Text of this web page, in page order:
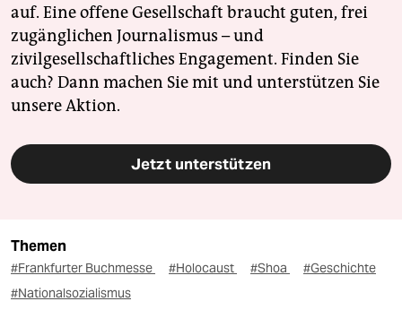
auf. Eine offene Gesellschaft braucht guten, frei
zugänglichen Journalismus – und
zivilgesellschaftliches Engagement. Finden Sie
auch? Dann machen Sie mit und unterstützen Sie
unsere Aktion.
Jetzt unterstützen
Themen
#Frankfurter Buchmesse #Holocaust #Shoa
#Geschichte
#Nationalsozialismus